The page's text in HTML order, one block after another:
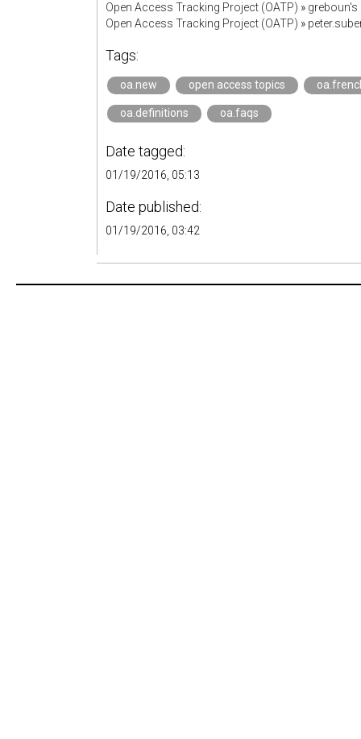
Open Access Tracking Project (OATP) »
Open Access Tracking Project (OATP) »
Tags:
oa.new open access topics
oa.definitions oa.faqs
Date tagged:
01/19/2016, 05:13
Date published:
01/19/2016, 03:42